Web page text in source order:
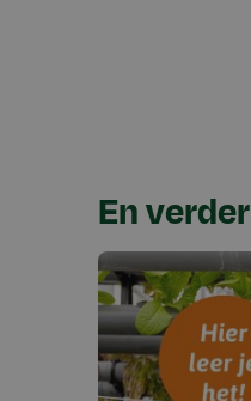
En verder